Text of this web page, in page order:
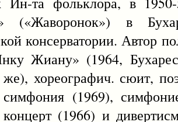
(«Жаворонок») в
консерватории. Автор
Жиану» (1964,
хореографич. сюит,
симфония (1969),
концерт (1966) и